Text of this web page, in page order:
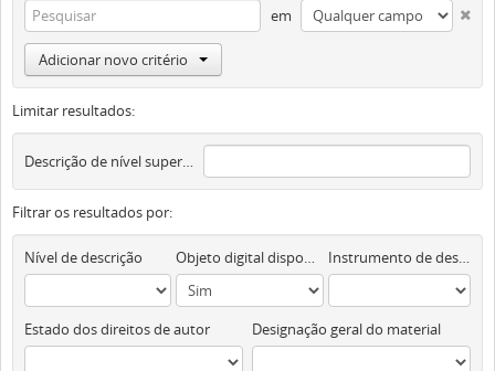
em
Adicionar novo critério
Limitar resultados:
Descrição de nível superior
Filtrar os resultados por:
Nível de descrição Objeto digital disponível Instrumento de descrição documental
Estado dos direitos de autor Designação geral do material